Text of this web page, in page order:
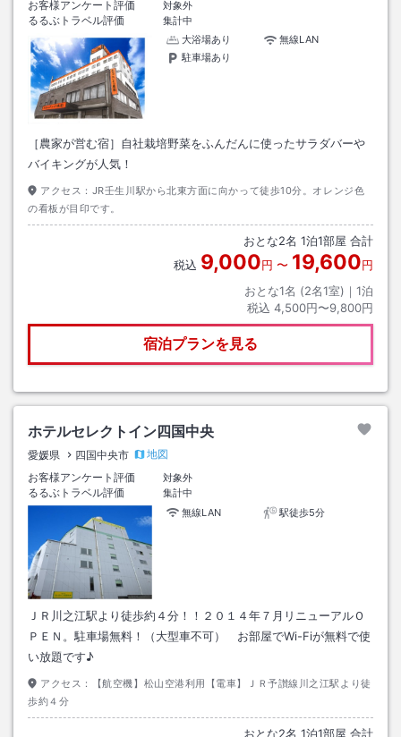
お客様アンケート評価
対象外
るるぶトラベル評価
集計中
大浴場あり
無線LAN
駐車場あり
［農家が営む宿］自社栽培野菜をふんだんに使ったサラダバーや
バイキングが人気！
アクセス： JR壬生川駅から北東方面に向かって徒歩10分。オレンジ色
の看板が目印です。
おとな2名 1泊1部屋 合計
税込 9,000円 〜 19,600円
おとな1名 (2名1室)｜ 1泊
税込 4,500円〜9,800円
宿泊プランを見る
ホテルセレクトイン四国中央
愛媛県 四国中央市
地図
お客様アンケート評価
対象外
るるぶトラベル評価
集計中
無線LAN
駅徒歩5分
ＪＲ川之江駅より徒歩約４分！！２０１４年７月リニューアルＯ
ＰＥＮ。駐車場無料！（大型車不可） お部屋でWi-Fiが無料で使
い放題です♪
アクセス：
【航空機】松山空港利用【電車】ＪＲ予讃線川之江駅より徒
歩約４分
おとな2名 1泊1部屋 合計